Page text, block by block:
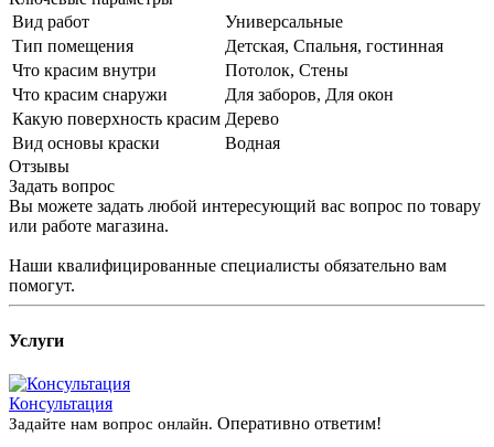
Вид работ
Универсальные
Тип помещения
Детская, Спальня, гостинная
Что красим внутри
Потолок, Стены
Что красим снаружи
Для заборов, Для окон
Какую поверхность красим Дерево
Вид основы краски
Водная
Отзывы
Задать вопрос
Вы можете задать любой интересующий вас вопрос по товару
или работе магазина.
Наши квалифицированные специалисты обязательно вам
помогут.
Услуги
Консультация
Задайте нам вопрос онлайн. Оперативно ответим!